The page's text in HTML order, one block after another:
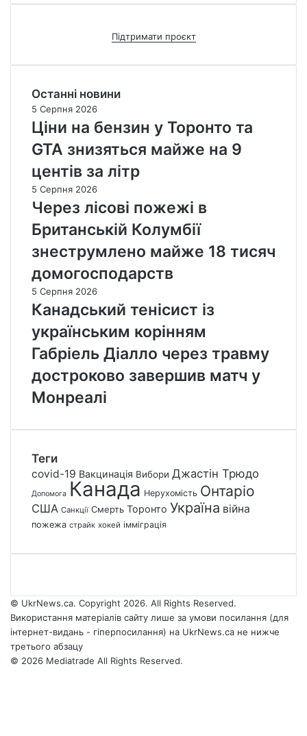
Підтримати проєкт
Останні новини
5 Серпня 2026
Ціни на бензин у Торонто та
GTA знизяться майже на 9
центів за літр
5 Серпня 2026
Через лісові пожежі в
Британській Колумбії
знеструмлено майже 18 тисяч
домогосподарств
5 Серпня 2026
Канадський тенісист із
українським корінням
Габріель Діалло через травму
достроково завершив матч у
Монреалі
Теги
covid-19 Вакцинація Вибори Джастін Трюдо
Допомога Канада Нерухомість Онтаріо
США Санкції Смерть Торонто Україна війна
пожежа страйк хокей імміграція
© UkrNews.ca. Copyright 2026. All Rights Reserved.
Використання матеріалів сайту лише за умови посилання (для
інтернет-видань - гіперпосилання) на UkrNews.ca не нижче
третього абзацу
© 2026 Mediatrade All Rights Reserved.